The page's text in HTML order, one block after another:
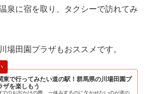
泉に宿を取り、タクシーで訪れてみ
場田園プラザもおススメです。
東で行ってみたい道の駅！群馬県の川場田園プ
ザを楽しもう
でのお出かけの際、一休みするのに欠かせないのが道の